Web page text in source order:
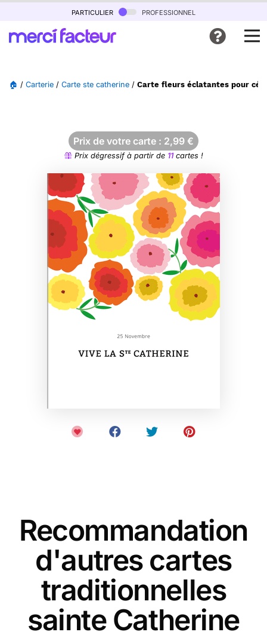
particulier professionnel
🏠 / Carterie / Carte ste catherine / Carte fleurs éclatantes pour
Prix de votre carte : 2,99 €
Prix dégressif à partir de 11cartes !
Recommandation
d'autres cartes
traditionnelles
sainte Catherine